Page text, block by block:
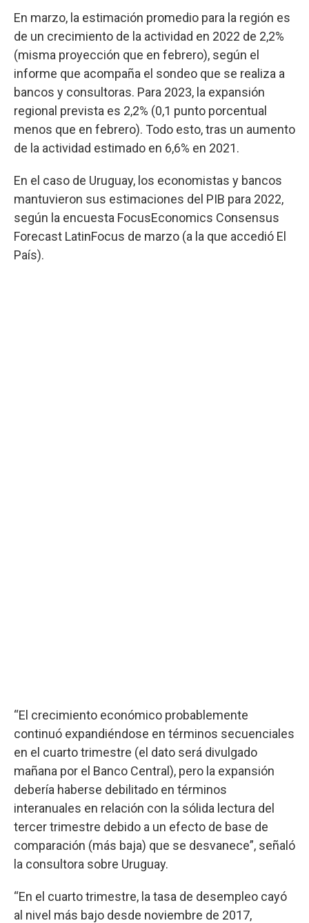
En marzo, la estimación promedio para la región es
de un crecimiento de la actividad en 2022 de 2,2%
(misma proyección que en febrero), según el
informe que acompaña el sondeo que se realiza a
bancos y consultoras. Para 2023, la expansión
regional prevista es 2,2% (0,1 punto porcentual
menos que en febrero). Todo esto, tras un aumento
de la actividad estimado en 6,6% en 2021.
En el caso de Uruguay, los economistas y bancos
mantuvieron sus estimaciones del PIB para 2022,
según la encuesta FocusEconomics Consensus
Forecast LatinFocus de marzo (a la que accedió El
País).
“El crecimiento económico probablemente
continuó expandiéndose en términos secuenciales
en el cuarto trimestre (el dato será divulgado
mañana por el Banco Central), pero la expansión
debería haberse debilitado en términos
interanuales en relación con la sólida lectura del
tercer trimestre debido a un efecto de base de
comparación (más baja) que se desvanece”, señaló
la consultora sobre Uruguay.
“En el cuarto trimestre, la tasa de desempleo cayó
al nivel más bajo desde noviembre de 2017,